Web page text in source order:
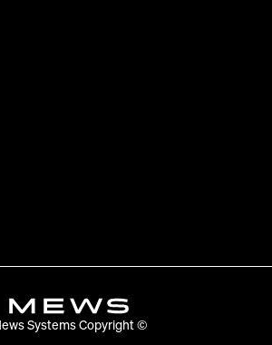
Systems Copyright ©